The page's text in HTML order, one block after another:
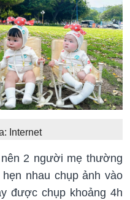
Internet
2 người mẹ thường
nhau chụp ảnh vào
được chụp khoảng 4h